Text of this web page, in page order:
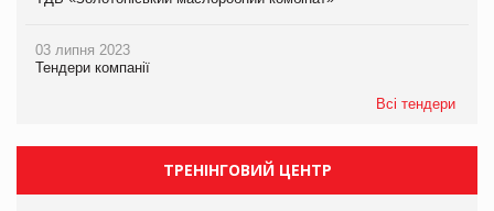
03 липня 2023
Тендери компанії
Всі тендери
ТРЕНІНГОВИЙ ЦЕНТР